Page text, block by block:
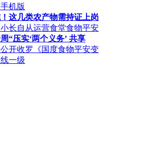
机版
这几类农产物需持证上岗
长自从运营食堂食物平安
“压实‘两个义务’ 共享
开收罗《国度食物平安变
一级